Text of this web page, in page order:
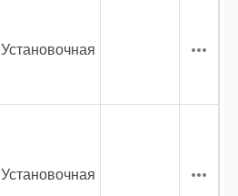
Установочная
Установочная